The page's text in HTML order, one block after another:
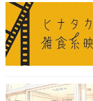
※掲載されてい
じめご了承くだ
また、記事中